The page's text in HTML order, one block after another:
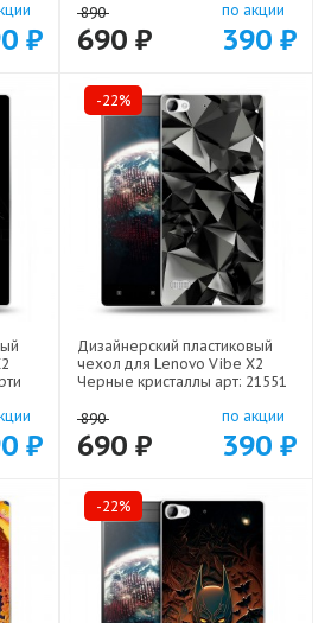
₽
890
690 ₽
по акции
390 ₽
₽
-22%
Дизайнерский пластиковый
чехол для Lenovo Vibe X2
Черные кристаллы арт: 21551
890
690 ₽
по акции
390 ₽
-22%